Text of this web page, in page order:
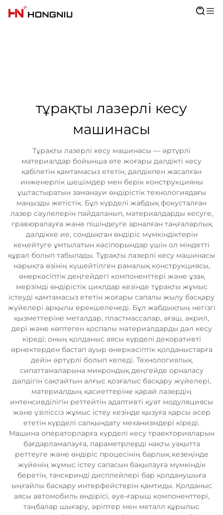
тұрақты лазерлі кесу
машинасы
Тұрақты лазерлі кесу машинасы — әртүрлі
материалдар бойынша өте жоғары дәлдікті кесу
қабілетін қамтамасыз ететін, дәлдікпен жасалған
инженерлік шешімдер мен берік конструкцияны
ұштастыратын заманауи өндірістік технологиядағы
маңызды жетістік. Бұл күрделі жабдық фокусталған
лазер сәулелерін пайдаланып, материалдарды кесуге,
гравюралауға және пішіндеуге арналған таңғаларлық
дәлдікке ие, сондықтан өндіріс мүмкіндіктерін
кеңейтуге ұмтылатын кәсіпорындар үшін ол міндетті
құрал болып табылады. Тұрақты лазерлі кесу машинасы
нарықта өзінің күшейтілген рамалық конструкциясы,
өнеркәсіптік деңгейдегі компоненттері және ұзақ
мерзімді өндірістік циклдар кезінде тұрақты жұмыс
істеуді қамтамасыз ететін жоғары сапалы жылу басқару
жүйелері арқылы ерекшеленеді. Бұл жабдықтың негізгі
қызметтеріне металдар, пластмассалар, ағаш, акрил,
дері және көптеген қоспалы материалдарды дәл кесу
кіреді; оның қолданыс аясы күрделі декоративті
өрнектерден бастап ауыр өнеркәсіптік қолданыстарға
дейін әртүрлі болып келеді. Технологиялық
сипаттамаларына микрондық деңгейде орналасу
дәлдігін сақтайтын алғыс қозғалыс басқару жүйелері,
материалдың қасиеттеріне қарай лазердің
интенсивділігін реттейтін адаптивті қуат модуляциясы
және үзіліссіз жұмыс істеу кезінде қызуға қарсы әсер
ететін күрделі салқындату механизмдері кіреді.
Машина операторларға күрделі кесу траекторияларын
бағдарламалауға, параметрлерді нақты уақытта
реттеуге және өндіріс процесінің барлық кезеңінде
жүйенің жұмыс істеу сапасын бақылауға мүмкіндік
беретін, тачскринді дисплейлері бар қолданушыға
ыңғайлы басқару интерфейстерін қамтиды. Қолданыс
аясы автомобиль өндірісі, әуе-ғарыш компоненттері,
таңбалар шығару, әріптер мен металл құрылыс